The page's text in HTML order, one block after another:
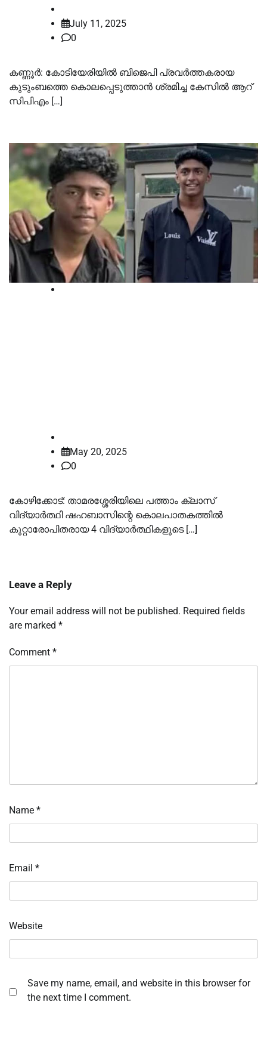
July 11, 2025
0
കണ്ണൂർ: കോടിയേരിയിൽ ബിജെപി പ്രവർത്തകരായ
കുടുംബത്തെ കൊലപ്പെടുത്താൻ ശ്രമിച്ച കേസിൽ ആറ്
സിപിഎം […]
May 20, 2025
0
കോഴിക്കോട്: താമരശ്ശേരിയിലെ പത്താം ക്ലാസ്
വിദ്യാർത്ഥി ഷഹബാസിന്റെ കൊലപാതകത്തിൽ
കുറ്റാരോപിതരായ 4 വിദ്യാർത്ഥികളുടെ […]
Leave a Reply
Your email address will not be published. Required fields
are marked *
Comment *
Name *
Email *
Website
Save my name, email, and website in this browser for
the next time I comment.